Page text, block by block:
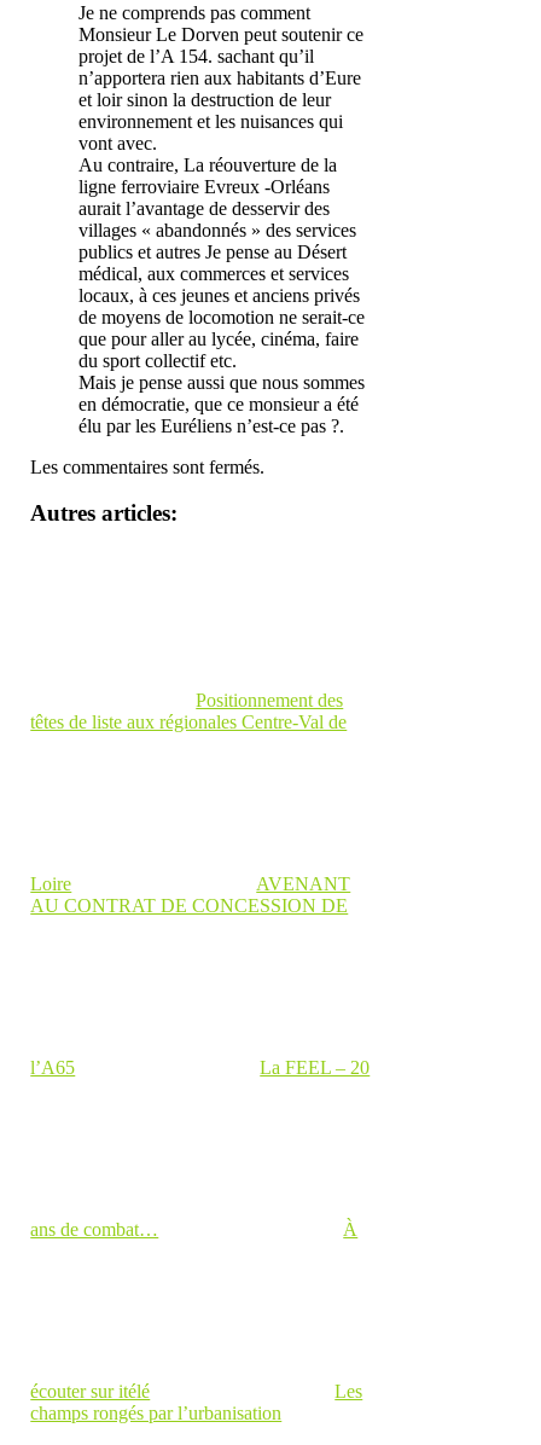
Je ne comprends pas comment
Monsieur Le Dorven peut soutenir ce
projet de l’A 154. sachant qu’il
n’apportera rien aux habitants d’Eure
et loir sinon la destruction de leur
environnement et les nuisances qui
vont avec.
Au contraire, La réouverture de la
ligne ferroviaire Evreux -Orléans
aurait l’avantage de desservir des
villages « abandonnés » des services
publics et autres Je pense au Désert
médical, aux commerces et services
locaux, à ces jeunes et anciens privés
de moyens de locomotion ne serait-ce
que pour aller au lycée, cinéma, faire
du sport collectif etc.
Mais je pense aussi que nous sommes
en démocratie, que ce monsieur a été
élu par les Euréliens n’est-ce pas ?.
Les commentaires sont fermés.
Autres articles:
Positionnement des
têtes de liste aux régionales Centre-Val de
Loire
AVENANT
AU CONTRAT DE CONCESSION DE
l’A65 La FEEL – 20
ans de combat… À
écouter sur itélé
Les
champs rongés par l’urbanisation